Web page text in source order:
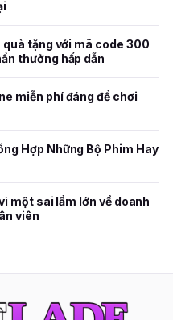
tặng với mã code 300
thưởng hấp dẫn
miễn phí đáng để chơi
Hợp Những Bộ Phim Hay
một sai lầm lớn về doanh
viên